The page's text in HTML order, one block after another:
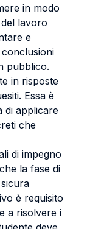
in modo
lavoro
e
pubblico.
in risposte
Essa è
di applicare
che
di impegno
la fase di
è requisito
a risolvere i